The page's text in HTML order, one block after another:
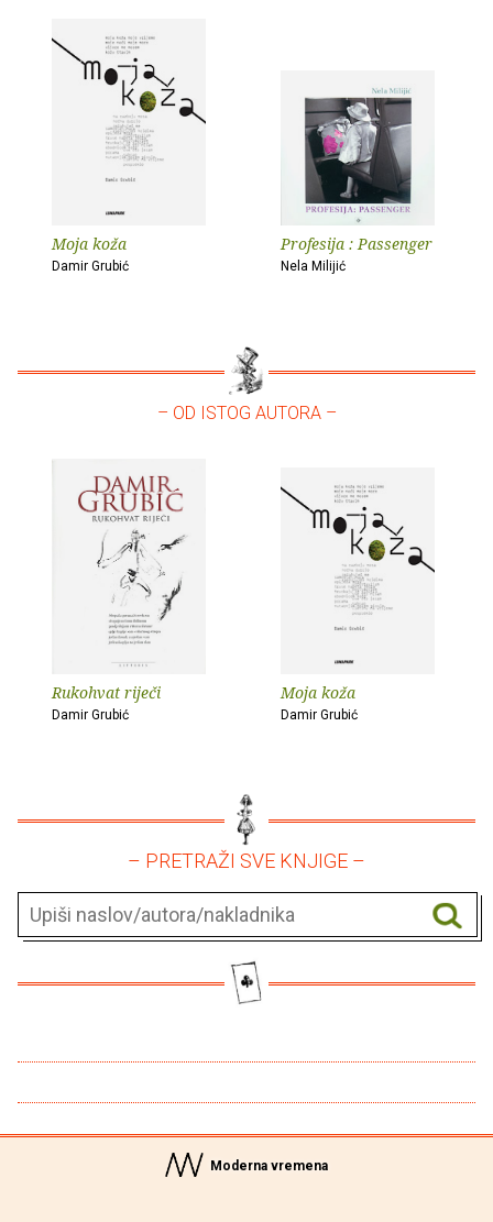
Moja koža
Damir Grubić
Profesija : Passenger
Nela Milijić
– OD ISTOG AUTORA –
Rukohvat riječi
Damir Grubić
Moja koža
Damir Grubić
– PRETRAŽI SVE KNJIGE –
Moderna vremena